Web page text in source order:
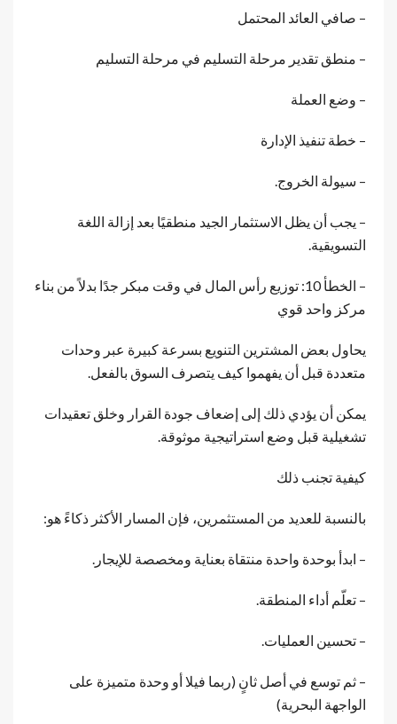
– صافي العائد المحتمل
– منطق تقدير مرحلة التسليم في مرحلة التسليم
– وضع العملة
– خطة تنفيذ الإدارة
– سيولة الخروج.
– يجب أن يظل الاستثمار الجيد منطقيًا بعد إزالة اللغة
التسويقية.
– الخطأ 10: توزيع رأس المال في وقت مبكر جدًا بدلاً من بناء
مركز واحد قوي
يحاول بعض المشترين التنويع بسرعة كبيرة عبر وحدات
متعددة قبل أن يفهموا كيف يتصرف السوق بالفعل.
يمكن أن يؤدي ذلك إلى إضعاف جودة القرار وخلق تعقيدات
تشغيلية قبل وضع استراتيجية موثوقة.
كيفية تجنب ذلك
بالنسبة للعديد من المستثمرين، فإن المسار الأكثر ذكاءً هو:
– ابدأ بوحدة واحدة منتقاة بعناية ومخصصة للإيجار.
– تعلّم أداء المنطقة.
– تحسين العمليات.
– ثم توسع في أصل ثانٍ (ربما فيلا أو وحدة متميزة على
الواجهة البحرية)